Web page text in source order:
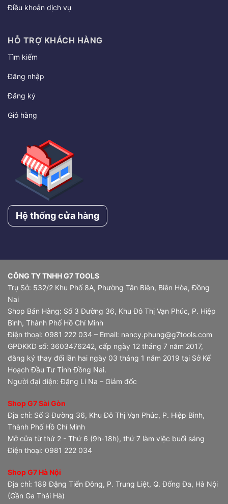
Điều khoản dịch vụ
HỖ TRỢ KHÁCH HÀNG
Tìm kiếm
Đăng nhập
Đăng ký
Giỏ hàng
Hệ thống cửa hàng
CÔNG TY TNHH G7 TOOLS
Trụ Sở: 532/2 Khu Phố 8A, Phường Tân Biên, Biên Hòa, Đồng
Nai
Shop Bán Hàng: Số 3 Đường 36, Khu Đô Thị Vạn Phúc, P. Hiệp
Bình, Thành Phố Hồ Chí Minh
Điện thoại: 0981 222 034 – Email: nancy.phung@g7tools.com
GPĐKKD số: 3603476242, cấp ngày 12 tháng 7 năm 2017,
đăng ký thay đổi lần hai ngày 03 tháng 1 năm 2019 tại Sở Kế
Hoạch Đầu Tư Tỉnh Đồng Nai.
Người đại diện: Đặng Li Na – Giám đốc
Shop G7 Sài Gòn
Địa chỉ: Số 3 Đường 36, Khu Đô Thị Vạn Phúc, P. Hiệp Bình,
Thành Phố Hồ Chí Minh
Mở cửa từ thứ 2 - Thứ 6 (9h-18h), thứ 7 làm việc buổi sáng
Điện thoại: 0981 222 034
Shop G7 Hà Nội
Địa chỉ: 189 Đặng Tiến Đông, P. Trung Liệt, Q. Đống Đa, Hà Nội
(Gần Ga Thái Hà)